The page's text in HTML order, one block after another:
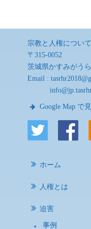
宗教と人権につい
〒315-0052
茨城県かすみがう
Email :
Google Map で
ホーム
人権とは
迫害
事例